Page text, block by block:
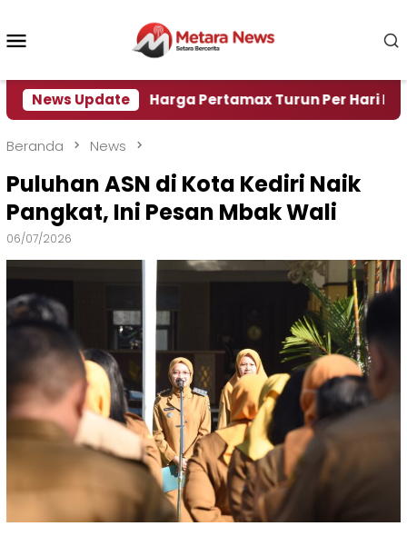
konten
News Update
Harga Pertamax Turun Per Hari Ini, Segini
Beranda News
Puluhan ASN di Kota Kediri Naik
Pangkat, Ini Pesan Mbak Wali
06/07/2026